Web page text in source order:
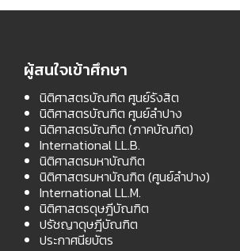
ผู้สนใจเข้าศึกษา
นิติศาสตรบัณฑิต ศูนย์รังสิต
นิติศาสตรบัณฑิต ศูนย์ลำปาง
นิติศาสตรบัณฑิต (ภาคบัณฑิต)
International LL.B.
นิติศาสตรมหาบัณฑิต
นิติศาสตรมหาบัณฑิต (ศูนย์ลำปาง)
International LL.M.
นิติศาสตรดุษฎีบัณฑิต
ปรัชญาดุษฎีบัณฑิต
ประกาศนียบัตร